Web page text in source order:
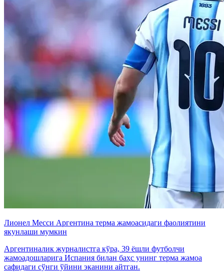
Лионел Месси Аргентина терма жамоасидаги фаолиятини
якунлаши мумкин
Аргентиналик журналистга кўра, 39 ёшли футболчи
жамоадошларига Испания билан баҳс унинг терма жамоа
сафидаги сўнги ўйини эканини айтган.